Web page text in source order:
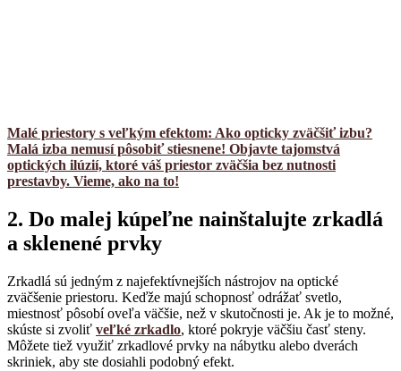
Malé priestory s veľkým efektom: Ako opticky zväčšiť izbu?
Malá izba nemusí pôsobiť stiesnene! Objavte tajomstvá
optických ilúzií, ktoré váš priestor zväčšia bez nutnosti
prestavby. Vieme, ako na to!
2. Do malej kúpeľne nainštalujte zrkadlá
a sklenené prvky
Zrkadlá sú jedným z najefektívnejších nástrojov na optické
zväčšenie priestoru. Keďže majú schopnosť odrážať svetlo,
miestnosť pôsobí oveľa väčšie, než v skutočnosti je. Ak je to možné,
skúste si zvoliť veľké zrkadlo, ktoré pokryje väčšiu časť steny.
Môžete tiež využiť zrkadlové prvky na nábytku alebo dverách
skriniek, aby ste dosiahli podobný efekt.